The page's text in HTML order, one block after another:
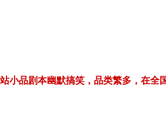
小品剧本幽默搞笑，品类繁多，在全